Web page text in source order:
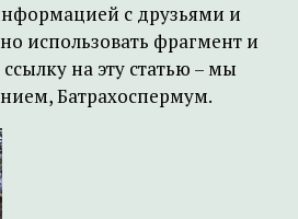
с друзьями и
использовать фрагмент и
на эту статью – мы
Батрахоспермум.